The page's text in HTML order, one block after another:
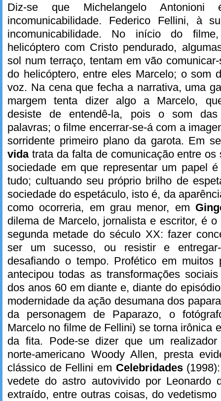
Diz-se que Michelangelo
incomunicabilidade. Federico Fellini, à
incomunicabilidade. No início do
helicóptero com Cristo pendurado,
sol num terraço, tentam em vão
do helicóptero, entre eles Marcelo; o som
voz. Na cena que fecha a narrativa, uma
margem tenta dizer algo a Marcelo,
desiste de entendê-la, pois o som
palavras; o filme encerrar-se-á com a
sorridente primeiro plano da garota. Em
vida trata da falta de comunicação entre os
sociedade em que representar um papel
tudo; cultuando seu próprio brilho de
sociedade do espetáculo, isto é, da
como ocorreria, em grau menor, em
dilema de Marcelo, jornalista e escritor, é
segunda metade do século XX: fazer
ser um sucesso, ou resistir e
desafiando o tempo. Profético em
antecipou todas as transformações
dos anos 60 em diante e, diante do
modernidade da ação desumana dos
da personagem de Paparazo, o
Marcelo no filme de Fellini) se torna irônica
da fita. Pode-se dizer que um
norte-americano Woody Allen, presta
clássico de Fellini em Celebridades
vedete do astro autovivido por Leonardo
extraído, entre outras coisas, do